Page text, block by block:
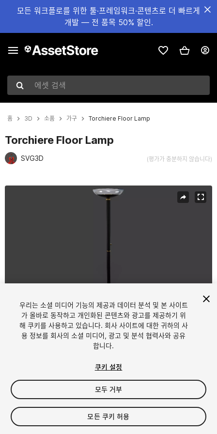
모든 워크플로를 위한 툴·프레임워크·콘텐츠로 더 빠르게
개발 — 전 품목 50% 할인.
에셋 검색
홈 3D 소품 가구 Torchiere Floor Lamp
Torchiere Floor Lamp
SVG3D (평가가 충분하지 않습니다)
/34
$12
세금/부가세는 결제 시 반영됩니다.
우리는 소셜 미디어 기능의 제공과 데이터 분석 및 본 사이트
가 올바로 동작하고 개인화된 콘텐츠와 광고를 제공하기 위
해 쿠키를 사용하고 있습니다. 회사 사이트에 대한 귀하의 사
용 정보를 회사의 소셜 미디어, 광고 및 분석 협력사와 공유
합니다.
쿠키 설정
모두 거부
모든 쿠키 허용